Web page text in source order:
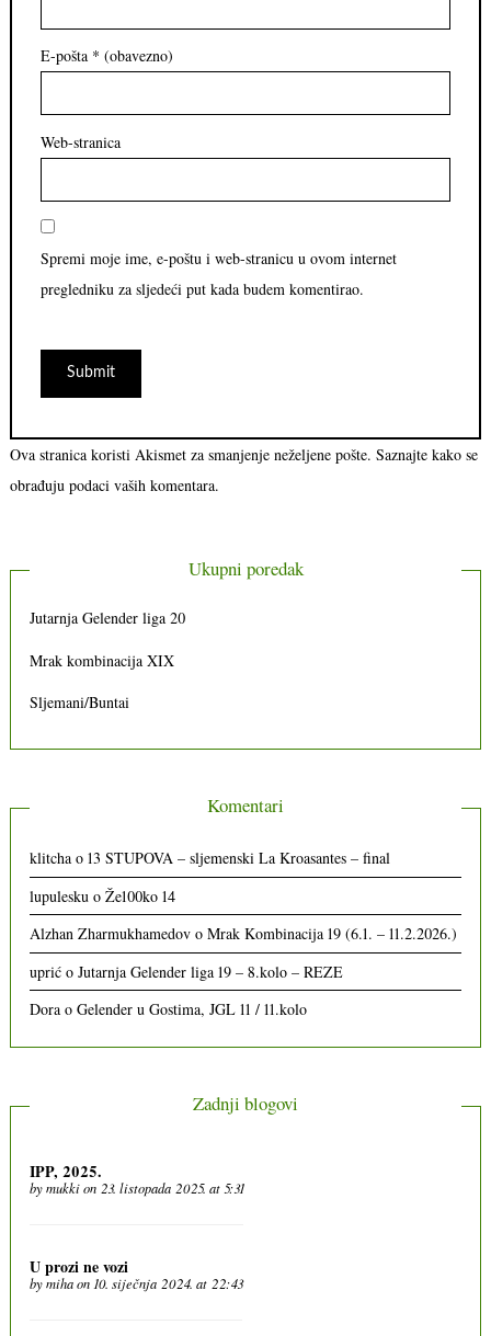
E-pošta * (obavezno)
Web-stranica
Spremi moje ime, e-poštu i web-stranicu u ovom internet
pregledniku za sljedeći put kada budem komentirao.
Ova stranica koristi Akismet za smanjenje neželjene pošte. Saznajte kako se
obrađuju podaci vaših komentara.
Ukupni poredak
Jutarnja Gelender liga 20
Mrak kombinacija XIX
Sljemani/Buntai
Komentari
klitcha o13 STUPOVA – sljemenski La Kroasantes – final
lupulesku oŽe100ko 14
Alzhan Zharmukhamedov oMrak Kombinacija 19 (6.1. – 11.2.2026.)
uprić oJutarnja Gelender liga 19 – 8.kolo – REZE
Dora oGelender u Gostima, JGL 11 / 11.kolo
Zadnji blogovi
IPP, 2025.
bymukkion 23. listopada 2025. at 5:31
U prozi ne vozi
bymihaon 10. siječnja 2024. at 22:43